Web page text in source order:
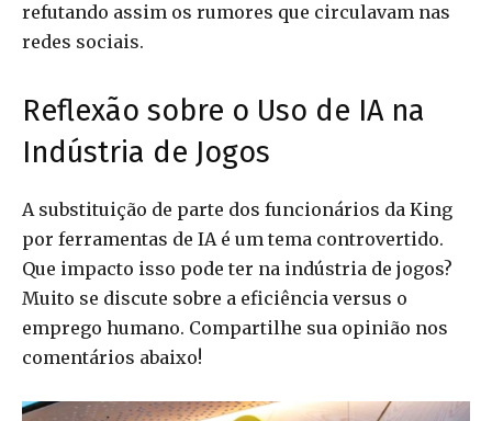
refutando assim os rumores que circulavam nas
redes sociais.
Reflexão sobre o Uso de IA na
Indústria de Jogos
A substituição de parte dos funcionários da King
por ferramentas de IA é um tema controvertido.
Que impacto isso pode ter na indústria de jogos?
Muito se discute sobre a eficiência versus o
emprego humano. Compartilhe sua opinião nos
comentários abaixo!